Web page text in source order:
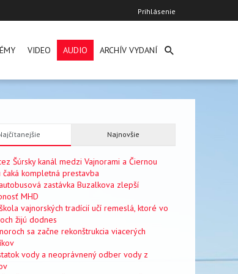
User
account
Prihlásenie
VIDEO AUDIO ARCHÍV VYDANÍ
Najnovšie
Šúrsky kanál medzi Vajnorami a Čiernou
čaká kompletná prestavba
zastávka Buzalkova zlepší
MHD
vajnorských tradícií učí remeslá, ktoré vo
žijú dodnes
sa začne rekonštrukcia viacerých
vody a neoprávnený odber vody z